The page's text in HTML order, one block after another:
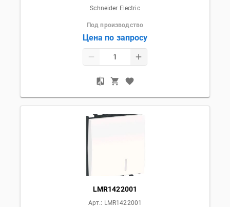
Schneider Electric
Под производство
Цена по запросу
LMR1422001
Арт.: LMR1422001